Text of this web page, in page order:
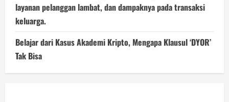
layanan pelanggan lambat, dan dampaknya pada transaksi
keluarga.
Belajar dari Kasus Akademi Kripto, Mengapa Klausul ‘DYOR’
Tak Bisa